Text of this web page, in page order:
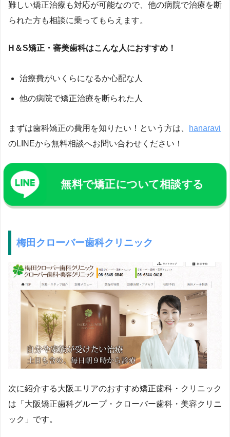
難しい矯正治療も対応が可能なので、他の病院で治療を断
られた方も相談に乗ってもらえます。
H＆S矯正・審美歯科はこんな人におすすめ！
治療費がいくらになるか心配な人
他の病院で矯正治療を断られた人
まずは歯科矯正の費用を知りたい！という方は、
hanaravi
のLINEから無料相談へお問い合わせください！
無料で矯正について相談する
梅田クローバー歯科クリニック
次に紹介する大阪エリアのおすすめ矯正歯科・クリニック
は 「 大阪矯正歯科グループ・クローバー歯科・美容クリニ
ック 」です。